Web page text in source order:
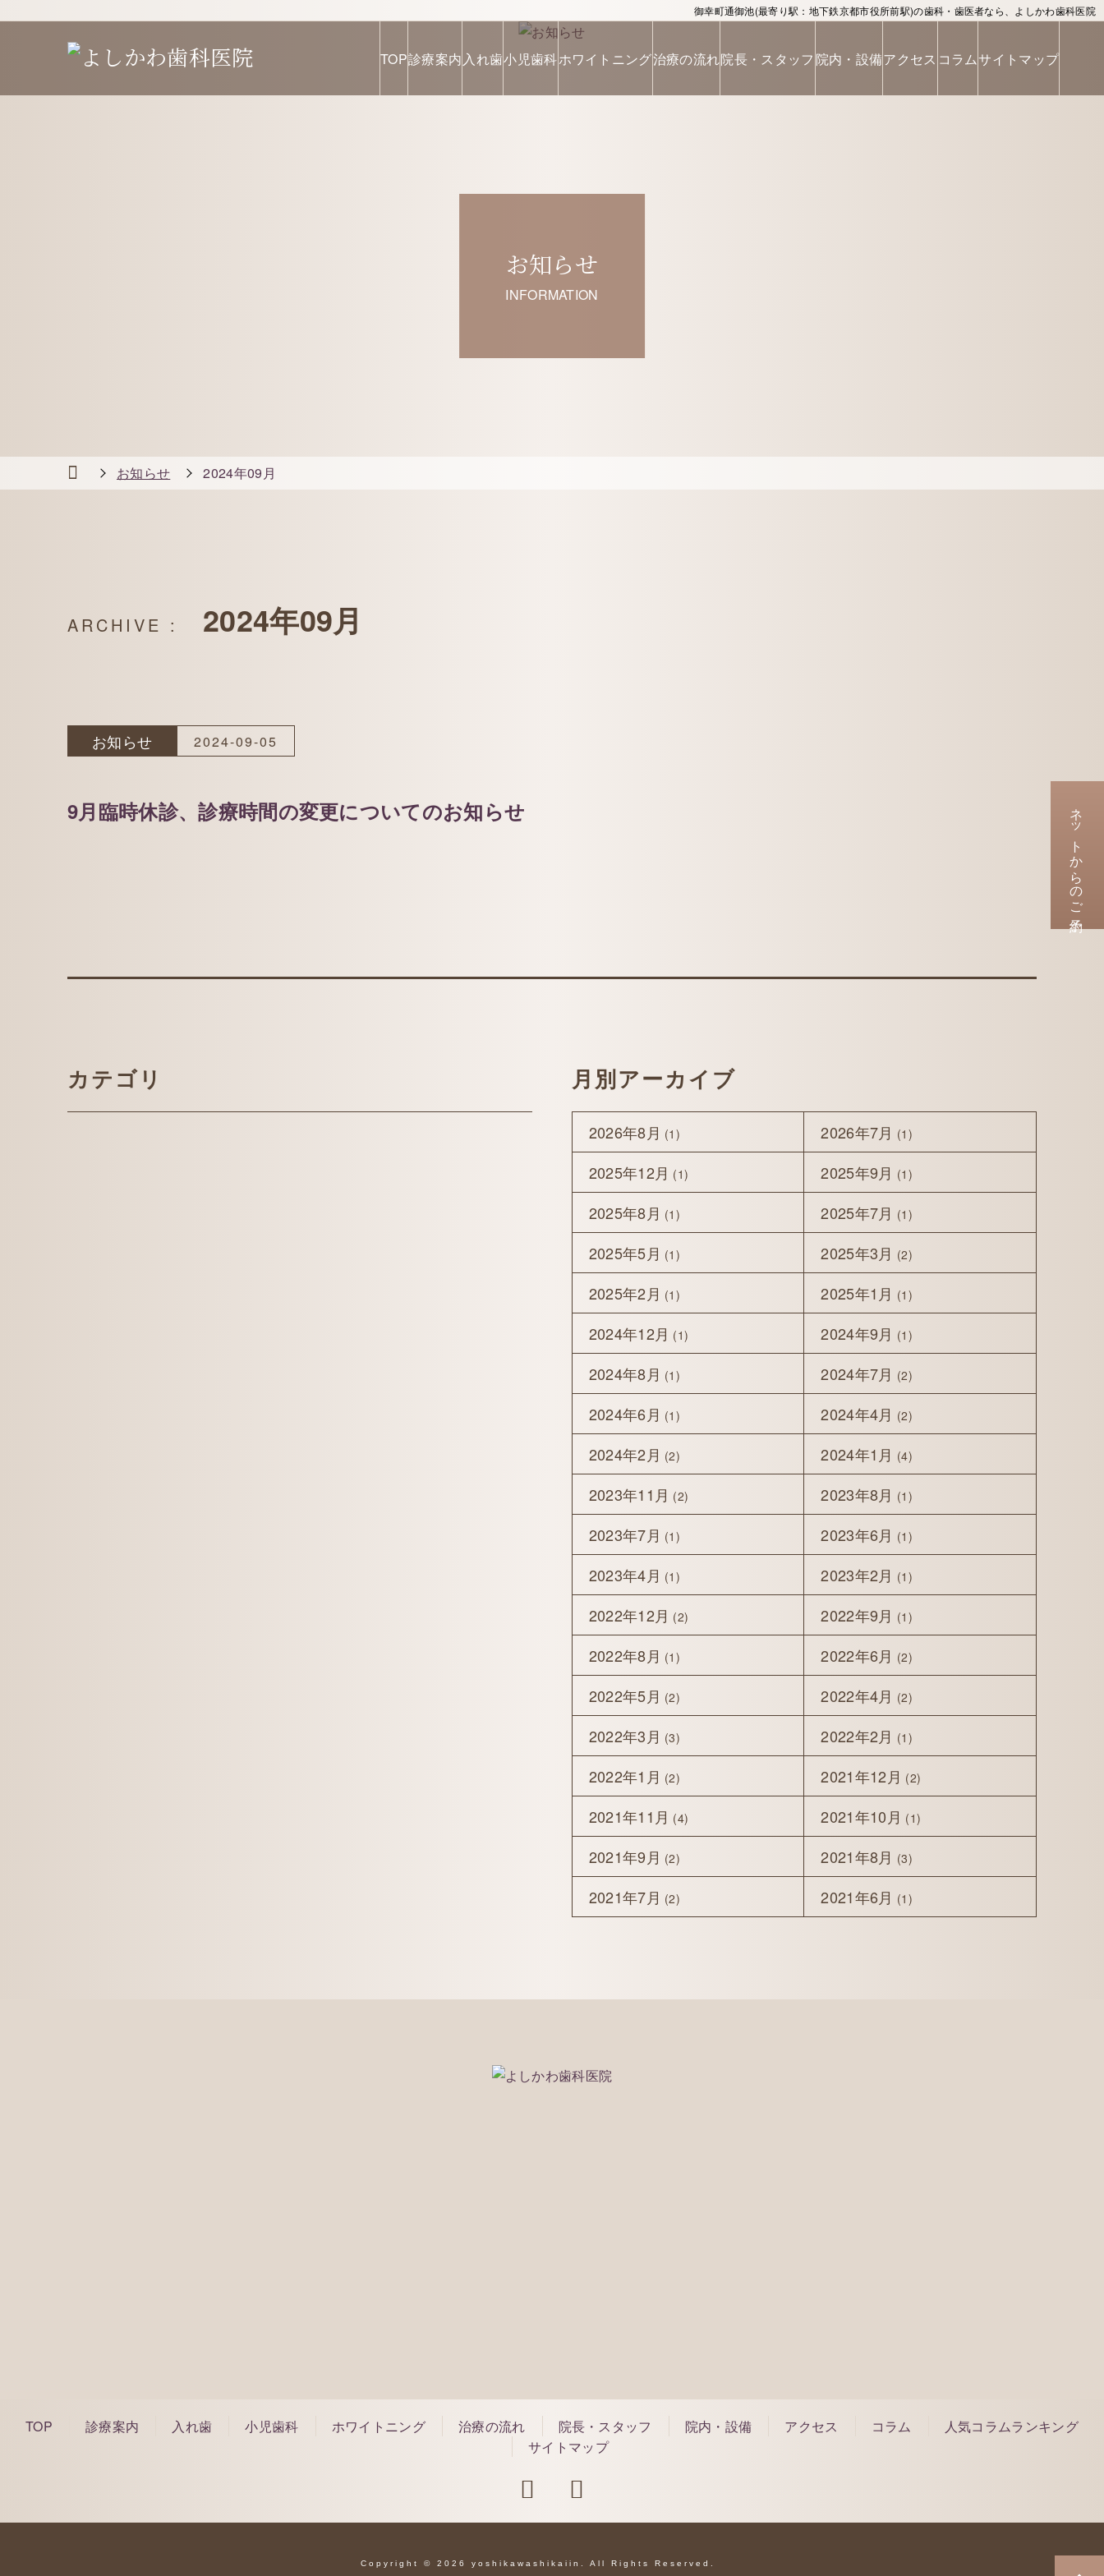
御幸町通御池(最寄り駅：地下鉄京都市役所前駅)の歯科・歯医者なら、よしかわ歯科医院
TOP診療案内 入れ歯小児歯科ホワイトニング治療の流れ院長・スタッフ 院内・設備アクセス コラムサイトマップ
ネットからのご予約
お知らせ
INFORMATION
お知らせ 2024年09月
2024年09月
お知らせ 2024-09-05
9月臨時休診、診療時間の変更についてのお知らせ
カテゴリ 月別アーカイブ
2026年8月 (1) 2026年7月 (1)
2025年12月 (1) 2025年9月 (1)
2025年8月 (1) 2025年7月 (1)
2025年5月 (1) 2025年3月 (2)
2025年2月 (1) 2025年1月 (1)
2024年12月 (1) 2024年9月 (1)
2024年8月 (1) 2024年7月 (2)
2024年6月 (1) 2024年4月 (2)
2024年2月 (2) 2024年1月 (4)
2023年11月 (2) 2023年8月 (1)
2023年7月 (1) 2023年6月 (1)
2023年4月 (1) 2023年2月 (1)
2022年12月 (2) 2022年9月 (1)
2022年8月 (1) 2022年6月 (2)
2022年5月 (2) 2022年4月 (2)
2022年3月 (3) 2022年2月 (1)
2022年1月 (2) 2021年12月 (2)
2021年11月 (4) 2021年10月 (1)
2021年9月 (2) 2021年8月 (3)
2021年7月 (2) 2021年6月 (1)
TOP 診療案内 入れ歯 小児歯科 ホワイトニング 治療の流れ 院長・スタッフ 院内・設備 アクセス コラム
人気コラムランキング
サイトマップ
Copyright © 2026 yoshikawashikaiin. All Rights Reserved.